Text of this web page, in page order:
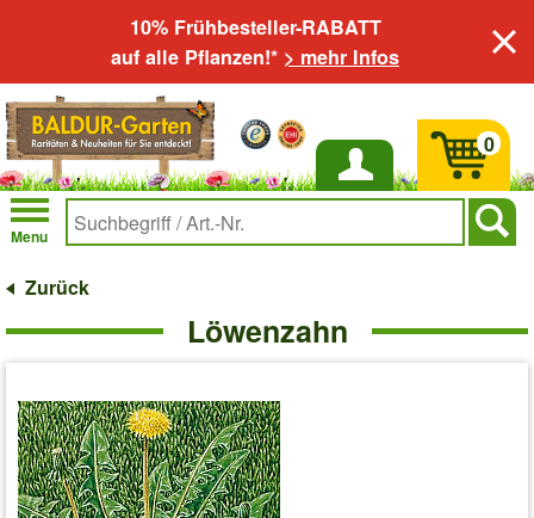
10% Frühbesteller-RABATT
auf alle Pflanzen!* > mehr Infos
Anmelden
Menu
0
Zurück
Löwenzahn